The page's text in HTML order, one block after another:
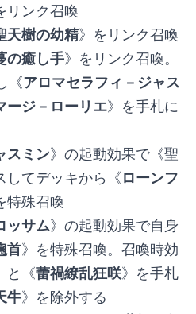
リンク召喚
天樹の幼精》をリンク召喚
の癒し手》をリンク召喚。
《アロマセラフィ－ジャス
ージ－ローリエ》を手札に
スミン》の起動効果で《聖
してデッキから《ローンフ
特殊召喚
ッサム》の起動効果で自身
首》を特殊召喚。召喚時効
と《蕾禍繚乱狂咲》を手札
牛》を除外する